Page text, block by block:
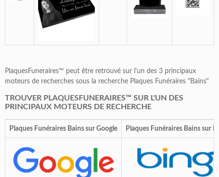
PlaquesFuneraires™ peut être retrouvé sur l'un des 3 principaux
moteurs de recherches sous la recherche Plaques Funéraires "Bains"
TROUVER PLAQUESFUNERAIRES™ SUR L'UN DES
PRINCIPAUX MOTEURS DE RECHERCHE
Plaques Funéraires Bains sur Google Plaques Funéraires Bains sur